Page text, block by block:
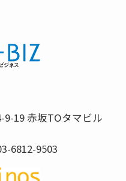
9-19 赤坂TOタマビル
6812-9503